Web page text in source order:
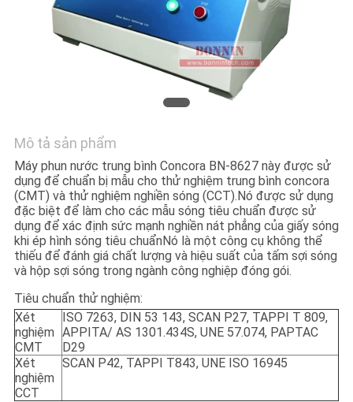
SƠ
ĐỒ
TRANG
WEB
PRIVACY
POLICY
Mô tả sản phẩm
Máy phun nước trung bình Concora BN-8627 này được sử
dụng để chuẩn bị mẫu cho thử nghiệm trung bình concora
(CMT) và thử nghiệm nghiền sóng (CCT).Nó được sử dụng
đặc biệt để làm cho các mẫu sóng tiêu chuẩn được sử
dụng để xác định sức mạnh nghiền nát phẳng của giấy sóng
khi ép hình sóng tiêu chuẩnNó là một công cụ không thể
thiếu để đánh giá chất lượng và hiệu suất của tấm sợi sóng
và hộp sợi sóng trong ngành công nghiệp đóng gói.
Tiêu chuẩn thử nghiệm:
Xét
nghiệm
CMT
ISO 7263, DIN 53 143, SCAN P27, TAPPI T 809,
APPITA/ AS 1301.434S, UNE 57.074, PAPTAC
D29
Xét
nghiệm
CCT
SCAN P42, TAPPI T843, UNE ISO 16945